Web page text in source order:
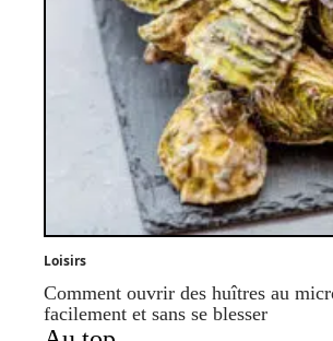
Loisirs
Comment ouvrir des huîtres au
facilement et sans se blesser